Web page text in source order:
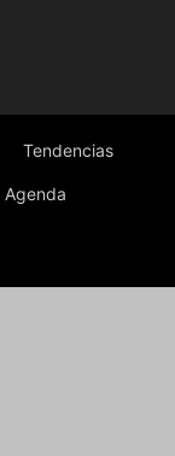
Tendencias
Agenda